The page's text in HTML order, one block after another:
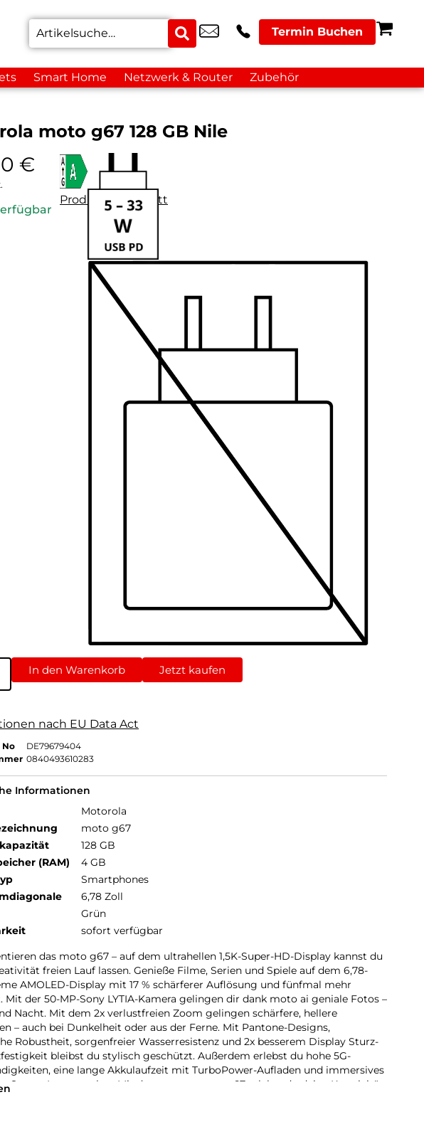
Termin Buchen
Smart Home Netzwerk & Router Zubehör
moto g67 128 GB Nile
€
Produktdatenblatt
In den Warenkorb Jetzt kaufen
nach EU Data Act
No
DE79679404
0840493610283
Informationen
Motorola
moto g67
128 GB
(RAM)
4 GB
Smartphones
6,78 Zoll
Grün
sofort verfügbar
das moto g67 – auf dem ultrahellen 1,5K-Super-HD-Display kannst du
freien Lauf lassen. Genieße Filme, Serien und Spiele auf dem 6,78-
AMOLED-Display mit 17 % schärferer Auflösung und fünfmal mehr
Mit der 50-MP-Sony LYTIA-Kamera gelingen dir dank moto ai geniale Fotos –
Nacht. Mit dem 2x verlustfreien Zoom gelingen schärfere, hellere
– auch bei Dunkelheit oder aus der Ferne. Mit Pantone-Designs,
Robustheit, sorgenfreier Wasserresistenz und 2x besserem Display Sturz-
bleibst du stylisch geschützt. Außerdem erlebst du hohe 5G-
eine lange Akkulaufzeit mit TurboPower-Aufladen und immersives
Stereo-Lautsprecher. Mit dem neuen moto g67 erlebst du deine Kreativität